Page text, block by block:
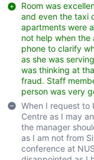
Room was
and even the taxi
apartments were
not help when
phone to clarify
as she was
was thinking at
fraud. Staff
person was very
When I request to
Centre as I may
the manager
as I am not from
conference at